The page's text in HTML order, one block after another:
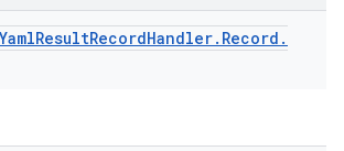
YamlResultRecordHandler. Record .